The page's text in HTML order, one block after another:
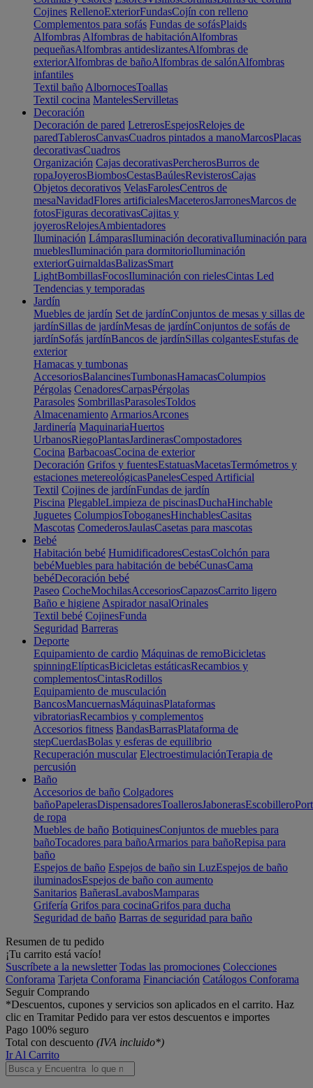
Cojines RellenoExteriorFundasCojín con relleno
Complementos para sofás Fundas de sofásPlaids
Alfombras Alfombras de habitaciónAlfombras
pequeñasAlfombras antideslizantesAlfombras de
exteriorAlfombras de bañoAlfombras de salónAlfombras
infantiles
Textil baño AlbornocesToallas
Textil cocina MantelesServilletas
Decoración
Decoración de pared LetrerosEspejosRelojes de
paredTablerosCanvasCuadros pintados a manoMarcosPlacas
decorativasCuadros
Organización Cajas decorativasPercherosBurros de
ropaJoyerosBiombosCestasBaúlesRevisterosCajas
Objetos decorativos VelasFarolesCentros de
mesaNavidadFlores artificialesMaceterosJarronesMarcos de
fotosFiguras decorativasCajitas y
joyerosRelojesAmbientadores
Iluminación LámparasIluminación decorativaIluminación para
mueblesIluminación para dormitorioIluminación
exteriorGuirnaldasBalizasSmart
LightBombillasFocosIluminación con rielesCintas Led
Tendencias y temporadas
Jardín
Muebles de jardín Set de jardínConjuntos de mesas y sillas de
jardínSillas de jardínMesas de jardínConjuntos de sofás de
jardínSofás jardínBancos de jardínSillas colgantesEstufas de
exterior
Hamacas y tumbonas
AccesoriosBalancinesTumbonasHamacasColumpios
Pérgolas CenadoresCarpasPérgolas
Parasoles SombrillasParasolesToldos
Almacenamiento ArmariosArcones
Jardinería MaquinariaHuertos
UrbanosRiegoPlantasJardinerasCompostadores
Cocina BarbacoasCocina de exterior
Decoración Grifos y fuentesEstatuasMacetasTermómetros y
estaciones metereológicasPanelesCesped Artificial
Textil Cojines de jardínFundas de jardín
Piscina PlegableLimpieza de piscinasDuchaHinchable
Juguetes ColumpiosToboganesHinchablesCasitas
Mascotas ComederosJaulasCasetas para mascotas
Bebé
Habitación bebé HumidificadoresCestasColchón para
bebéMuebles para habitación de bebéCunasCama
bebéDecoración bebé
Paseo CocheMochilasAccesoriosCapazosCarrito ligero
Baño e higiene Aspirador nasalOrinales
Textil bebé CojinesFunda
Seguridad Barreras
Deporte
Equipamiento de cardio Máquinas de remoBicicletas
spinningElípticasBicicletas estáticasRecambios y
complementosCintasRodillos
Equipamiento de musculación
BancosMancuernasMáquinasPlataformas
vibratoriasRecambios y complementos
Accesorios fitness BandasBarrasPlataforma de
stepCuerdasBolas y esferas de equilibrio
Recuperación muscular ElectroestimulaciónTerapia de
percusión
Baño
Accesorios de baño Colgadores
bañoPapelerasDispensadoresToallerosJabonerasEscobillero
de ropa
Muebles de baño BotiquinesConjuntos de muebles para
bañoTocadores para bañoArmarios para bañoRepisa para
baño
Espejos de baño Espejos de baño sin LuzEspejos de baño
iluminadosEspejos de baño con aumento
Sanitarios BañerasLavabosMamparas
Grifería Grifos para cocinaGrifos para ducha
Seguridad de baño Barras de seguridad para baño
Resumen de tu pedido
¡Tu carrito está vacío!
Suscríbete a la newsletter Todas las promociones Colecciones
Conforama Tarjeta Conforama Financiación Catálogos Conforama
Seguir Comprando
*Descuentos, cupones y servicios son aplicados en el carrito. Haz
clic en Tramitar Pedido para ver estos descuentos e importes
Pago 100% seguro
Total con descuento (IVA incluido*)
Ir Al Carrito